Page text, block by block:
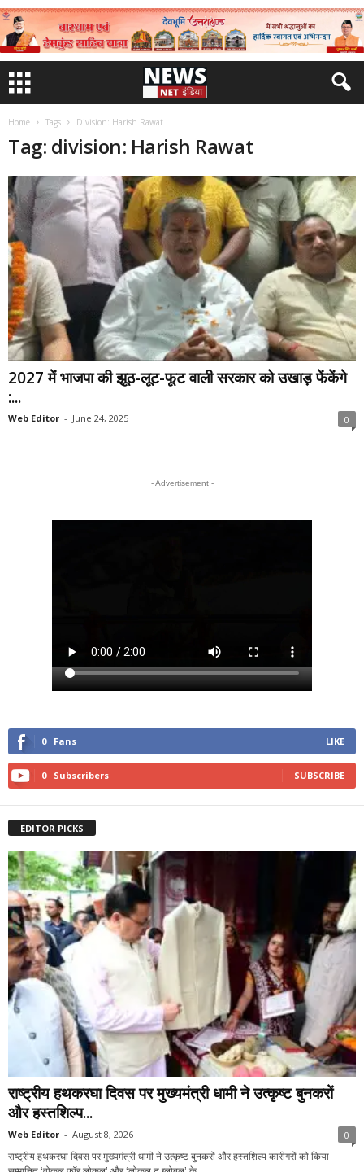
Home Tags Division: Harish Rawat
Tag: division: Harish Rawat
2027 में भाजपा की झूठ-लूट-फूट वाली सरकार को उखाड़ फेंकेंगे
:...
Web Editor - June 24, 2025 0
- Advertisement -
0 Fans LIKE
0 Subscribers SUBSCRIBE
EDITOR PICKS
राष्ट्रीय हथकरघा दिवस पर मुख्यमंत्री धामी ने उत्कृष्ट बुनकरों
और हस्तशिल्प...
Web Editor - August 8, 2026 0
राष्ट्रीय हथकरघा दिवस पर मुख्यमंत्री धामी ने उत्कृष्ट बुनकरों और हस्तशिल्प कारीगरों को किया